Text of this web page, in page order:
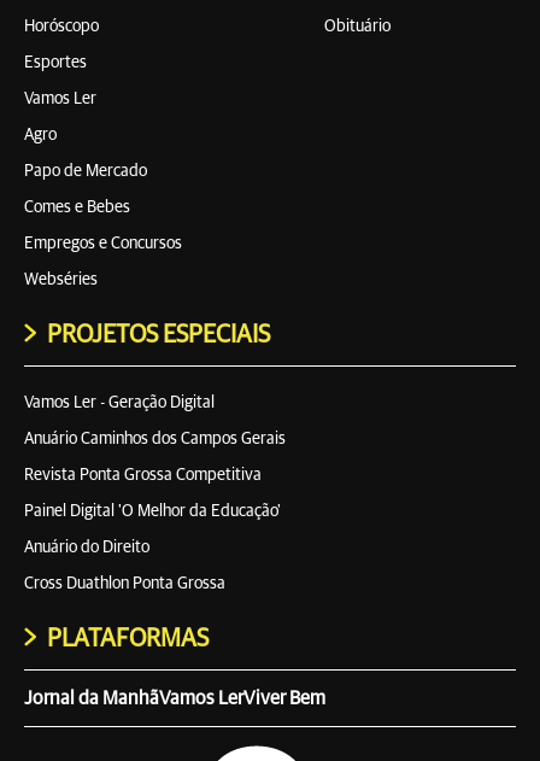
Horóscopo
Esportes
Vamos Ler
Agro
Papo de Mercado
Comes e Bebes
Empregos e Concursos
Webséries
Obituário
PROJETOS ESPECIAIS
Vamos Ler - Geração Digital
Anuário Caminhos dos Campos Gerais
Revista Ponta Grossa Competitiva
Painel Digital 'O Melhor da Educação'
Anuário do Direito
Cross Duathlon Ponta Grossa
PLATAFORMAS
Jornal da ManhãVamos LerViver Bem